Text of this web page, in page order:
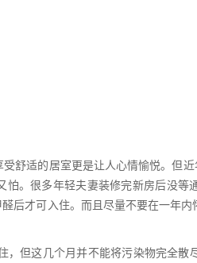
舒适的居室更是让人心情愉悦。但
。很多年轻夫妻装修完新房后没等
后才可入住。而且尽量不要在一年
但这几个月并不能将污染物完全散